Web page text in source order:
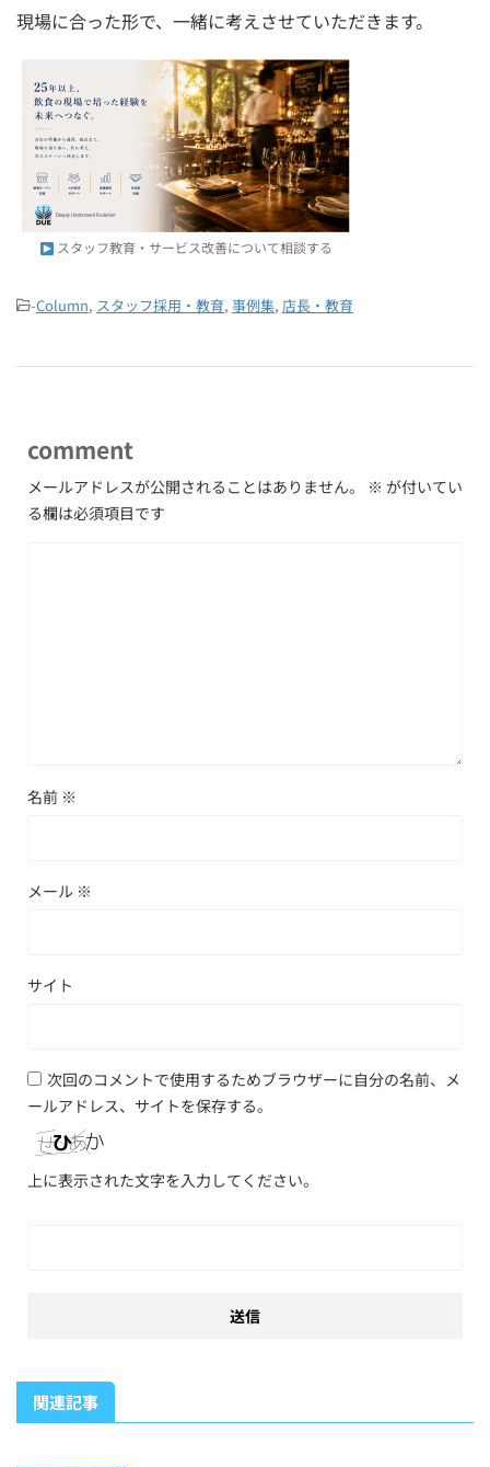
現場に合った形で、一緒に考えさせていただきます。
スタッフ教育・サービス改善について相談する
-Column, スタッフ採用・教育, 事例集, 店長・教育
comment
メールアドレスが公開されることはありません。 ※ が付いてい
る欄は必須項目です
名前 ※
メール ※
サイト
次回のコメントで使用するためブラウザーに自分の名前、メ
ールアドレス、サイトを保存する。
上に表示された文字を入力してください。
関連記事